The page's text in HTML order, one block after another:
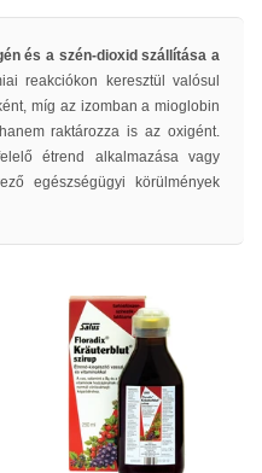
és a szén-dioxid szállítása a
reakciókon keresztül valósul
míg az izomban a mioglobin
raktározza is az oxigént.
étrend alkalmazása vagy
egészségügyi körülmények